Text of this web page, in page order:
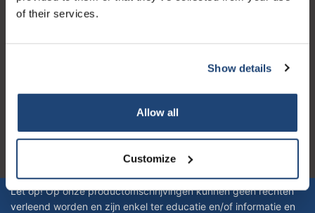
of their services.
Show details
Allow all
Customize
4.4
Let op! Op onze productomschrijvingen kunnen geen rechten
verleend worden en zijn enkel ter educatie en/of informatie en